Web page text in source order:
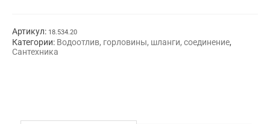
Osculati.
Артикул: 18.534.20
Категории: Водоотлив, горловины, шланги, соединение,
Сантехника